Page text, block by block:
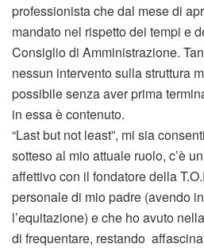
professionista che dal mese di
mandato nel rispetto dei tempi e
Consiglio di Amministrazione.
nessun intervento sulla struttura
possibile senza aver prima
in essa è contenuto.
“Last but not least”, mi sia
sotteso al mio attuale ruolo, c’è
affettivo con il fondatore della
personale di mio padre (avendo
l’equitazione) e che ho avuto
di frequentare, restando